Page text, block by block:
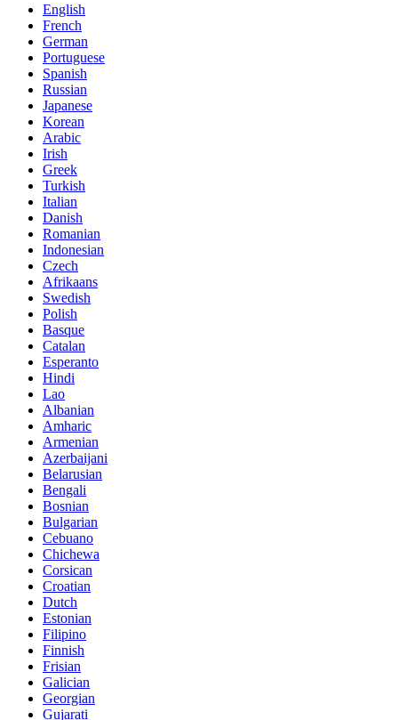
English
French
German
Portuguese
Spanish
Russian
Japanese
Korean
Arabic
Irish
Greek
Turkish
Italian
Danish
Romanian
Indonesian
Czech
Afrikaans
Swedish
Polish
Basque
Catalan
Esperanto
Hindi
Lao
Albanian
Amharic
Armenian
Azerbaijani
Belarusian
Bengali
Bosnian
Bulgarian
Cebuano
Chichewa
Corsican
Croatian
Dutch
Estonian
Filipino
Finnish
Frisian
Galician
Georgian
Gujarati